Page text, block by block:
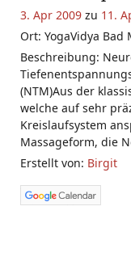
3. Apr 2009 zu 11.
Ort: YogaVidya Bad
Beschreibung:
(NTM)Aus der
welche auf sehr
Kreislaufsystem
Massageform, die
Erstellt von: Birgit